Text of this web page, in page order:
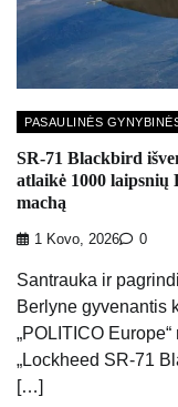
PASAULINĖS
SR-71 Blackbird
atlaikė 1000 laipsnių
machą
1 Kovo, 2026 0
Santrauka ir
Berlyne gyvenantis
„POLITICO
„Lockheed SR-71
[…]